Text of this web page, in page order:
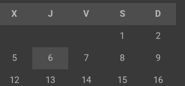
X J V S D
1 2
5 6 7 8 9
12 13 14 15 16